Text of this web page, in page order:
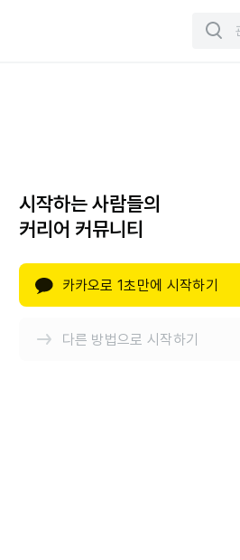
시작하는 사람들의
커리어 커뮤니티
카카오로 1초만에 시작하기
다른 방법으로 시작하기